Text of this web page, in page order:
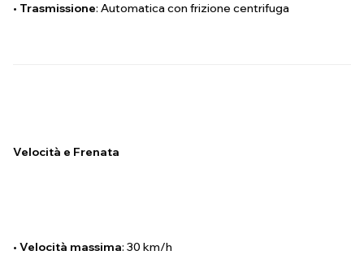
• Trasmissione: Automatica con frizione centrifuga
Velocità e Frenata
• Velocità massima: 30 km/h